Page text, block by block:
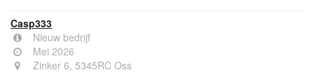
Casp333
Nieuw bedrijf
Mei 2026
Zinker 6, 5345RC Oss